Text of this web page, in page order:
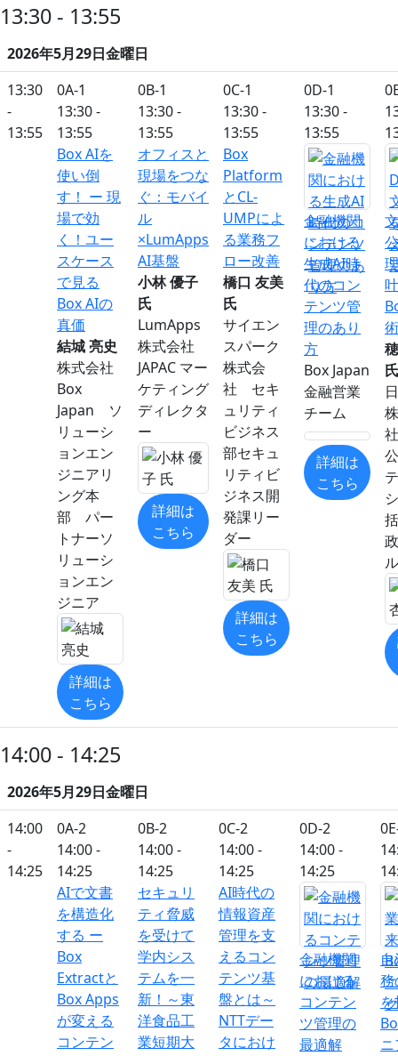
13:30 - 13:55
2026年5月29日金曜日
13:30
-
13:55
0A-1
13:30 -
13:55
Box AIを
使い倒
す！ ー 現
場で効
く！ユー
スケース
で見る
Box AIの
真価
結城 亮史
株式会社
Box
Japan ソ
リューシ
ョンエン
ジニアリ
ング本
部 パー
トナーソ
リューシ
ョンエン
ジニア
詳細は
こちら
0B-1
13:30 -
13:55
オフィスと
現場をつな
ぐ：モバイ
ル
×LumApps
AI基盤
小林 優子
氏
LumApps
株式会社
JAPAC マー
ケティング
ディレクタ
ー
詳細は
こちら
0C-1
13:30 -
13:55
Box
Platform
とCL-
UMPによ
る業務フ
ロー改善
橋口 友美
氏
サイエン
スパーク
株式会
社 セキ
ュリティ
ビジネス
部セキュ
リティビ
ジネス開
発課リー
ダー
詳細は
こちら
0D-1
13:30 -
13:55
金融機関
における
生成AI時
代のコン
テンツ管
理のあり
方
Box Japan
金融営業
チーム
詳細は
こちら
術
氏
14:00 - 14:25
2026年5月29日金曜日
14:00
-
14:25
0A-2
14:00 -
14:25
AIで文書
を構造化
する ー
Box
Extractと
Box Apps
が変える
コンテン
0B-2
14:00 -
14:25
セキュリ
ティ脅威
を受けて
学内シス
テムを一
新！～東
洋食品工
業短期大
0C-2
14:00 -
14:25
AI時代の
情報資産
管理を支
えるコン
テンツ基
盤とは～
NTTデー
タにおけ
0D-2
14:00 -
14:25
金融機関
における
コンテン
ツ管理の
最適解
務